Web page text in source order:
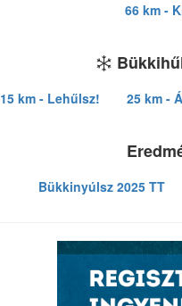
66 km -
15 km - Lehűlsz! 25 km -
Bükkinyúlsz 2025 TT